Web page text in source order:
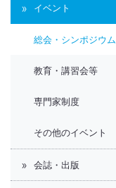
イベント
総会・シンポジウム
教育・講習会等
専門家制度
その他のイベント
会誌・出版